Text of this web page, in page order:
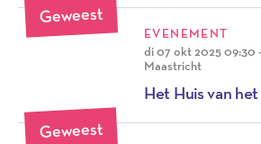
Geweest
EVENEMENT
di 07 okt 202509:30
Maastricht
Het Huis van
Geweest